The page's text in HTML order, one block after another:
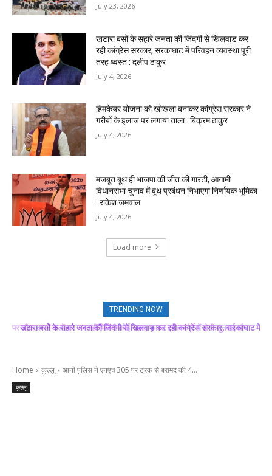
July 23, 2026
खटारा बसों के सहारे जनता की जिंदगी से खिलवाड़ कर
रही कांग्रेस सरकार, सरकाघाट में परिवहन व्यवस्था पूरी
तरह ध्वस्त : दलीप ठाकुर
July 4, 2026
हिमकेयर योजना को खोखला बनाकर कांग्रेस सरकार ने
गरीबों के इलाज पर लगाया ताला : बिक्रम ठाकुर
July 4, 2026
मजबूत बूथ ही भाजपा की जीत की गारंटी, आगामी
विधानसभा चुनाव में बूथ प्रबंधन निभाएगा निर्णायक भूमिका
: राकेश जमवाल
July 4, 2026
Load more